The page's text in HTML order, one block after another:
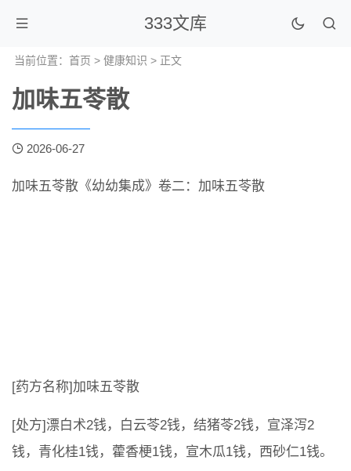
333文库
当前位置： 首页 > 健康知识 > 正文
加味五苓散
2026-06-27
加味五苓散《幼幼集成》卷二：加味五苓散
[药方名称]加味五苓散
[处方]漂白术2钱，白云苓2钱，结猪苓2钱，宣泽泻2
钱，青化桂1钱，藿香梗1钱，宣木瓜1钱，西砂仁1钱。